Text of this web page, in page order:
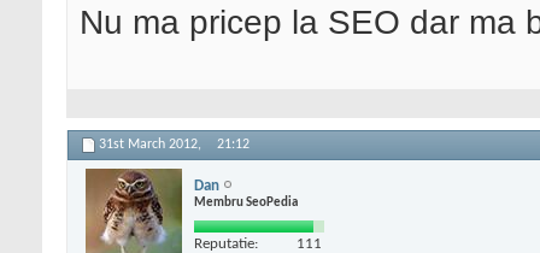
Nu ma pricep la SEO dar ma
31st March 2012, 21:12
Dan
Membru SeoPedia
Reputatie: 111